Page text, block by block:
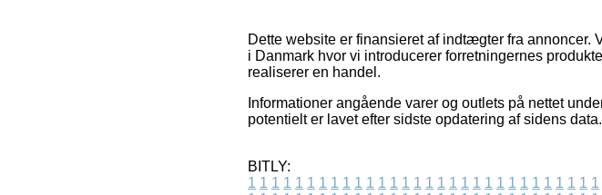
Dette website er finansieret af indtægter fra
i Danmark hvor vi introducerer forretningernes
realiserer en handel.
Informationer angående varer og outlets på nettet
potentielt er lavet efter sidste opdatering af sidens data.
BITLY:
1 1 1 1 1 1 1 1 1 1 1 1 1 1 1 1 1 1 1 1 1 1 1 1 1 1 1 1 1 1